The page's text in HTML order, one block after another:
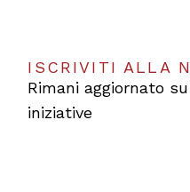
ISCRIVITI ALLA
Rimani aggiornato
iniziative